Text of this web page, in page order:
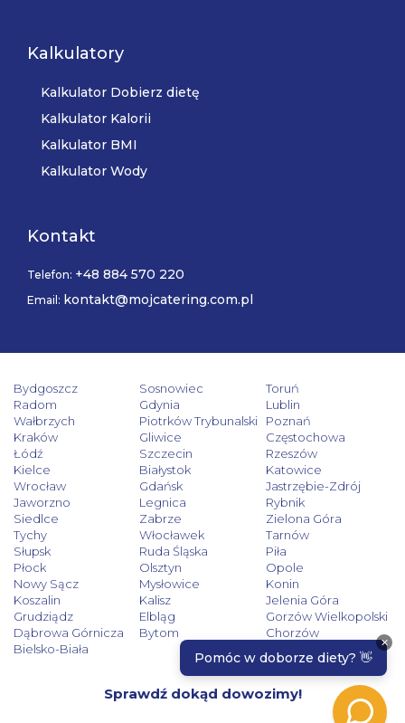
Kalkulatory
Kalkulator Dobierz dietę
Kalkulator Kalorii
Kalkulator BMI
Kalkulator Wody
Kontakt
Telefon: +48 884 570 220
Email: kontakt@mojcatering.com.pl
Bydgoszcz Sosnowiec
Toruń
Radom
Gdynia
Lublin
Wałbrzych
Piotrków Trybunalski
Poznań
Kraków
Gliwice
Częstochowa
Łódź
Szczecin
Rzeszów
Kielce
Białystok
Katowice
Wrocław
Gdańsk
Jastrzębie-Zdrój
Jaworzno
Legnica
Rybnik
Siedlce
Zabrze
Zielona Góra
Tychy
Włocławek
Tarnów
Słupsk
Ruda Śląska
Piła
Płock
Olsztyn
Opole
Nowy Sącz
Mysłowice
Konin
Koszalin
Kalisz
Jelenia Góra
Grudziądz
Elbląg
Gorzów Wielkopolski
Dąbrowa Górnicza
Bytom
Chorzów
Bielsko-Biała
Sprawdź dokąd dowozimy!